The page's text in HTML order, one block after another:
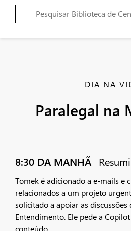
DIA NA
Paralegal na
8:30 DA MANHÃ
Tomek é adicionado a e-mails e
relacionados a um projeto
solicitado a apoiar as
Entendimento. Ele pede a
conteúdo.